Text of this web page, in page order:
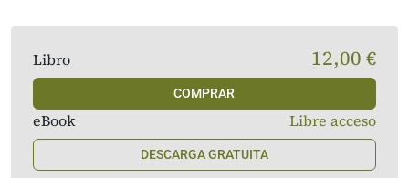
Libro 12,00 €
COMPRAR
eBook Libre acceso
DESCARGA GRATUITA